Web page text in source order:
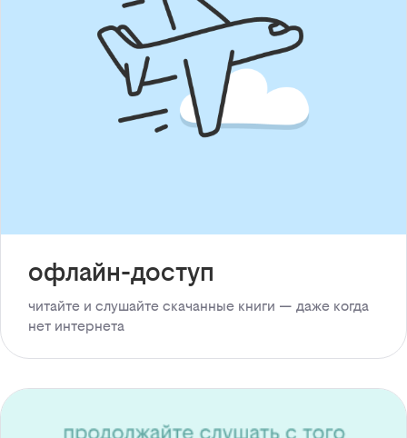
офлайн-доступ
читайте и слушайте скачанные книги — даже когда
нет интернета